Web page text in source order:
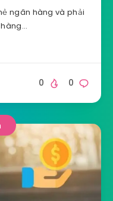
ngân hàng và phải
0
0